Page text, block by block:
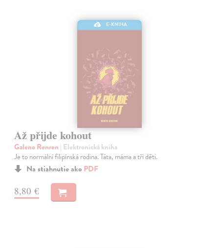
E-KNIHA
Až přijde kohout
Galeno Renren | Elektronická kniha
Je to normální filipínská rodina. Táta, máma a tři děti.
Na stiahnutie ako PDF
8,80 €